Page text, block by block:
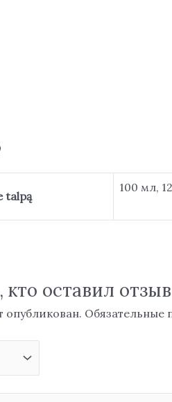
talpą
100 мл,
оставил
опубликован. Обязательные